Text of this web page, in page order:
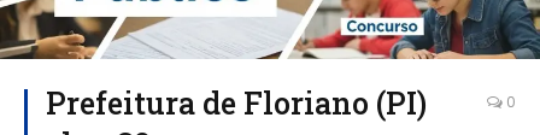
Prefeitura de Floriano (PI)
0